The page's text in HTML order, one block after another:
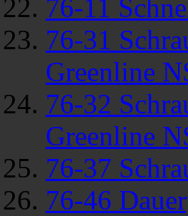
76-11
76-31
Greenline
76-32
Greenline
76-37
76-46